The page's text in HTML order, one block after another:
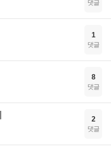
댓글
1
댓글
8
댓글
2
댓글